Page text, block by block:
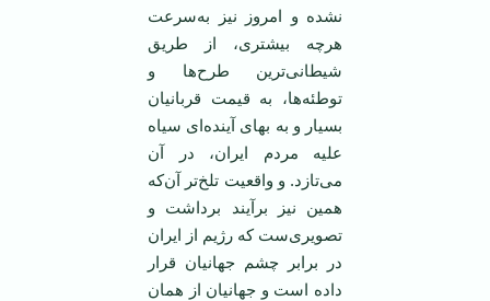
نشده و امروز نیز به‌سرعت
هرچه بیشتری، از طریق
شیطانی‌ترین طرح‌ها و
توطئه‌ها، به قیمت قربانیان
بسیار و به بهای آینده‌ای سیاه
علیه مردم ایران، در آن
می‌تازد. و واقعیت تلخ‌تر آن‌که
همین نیز برآیند برداشت و
تصویری‌ست که رژیم از ایران
در برابر چشم جهانیان قرار
داده است و جهانیان از همان